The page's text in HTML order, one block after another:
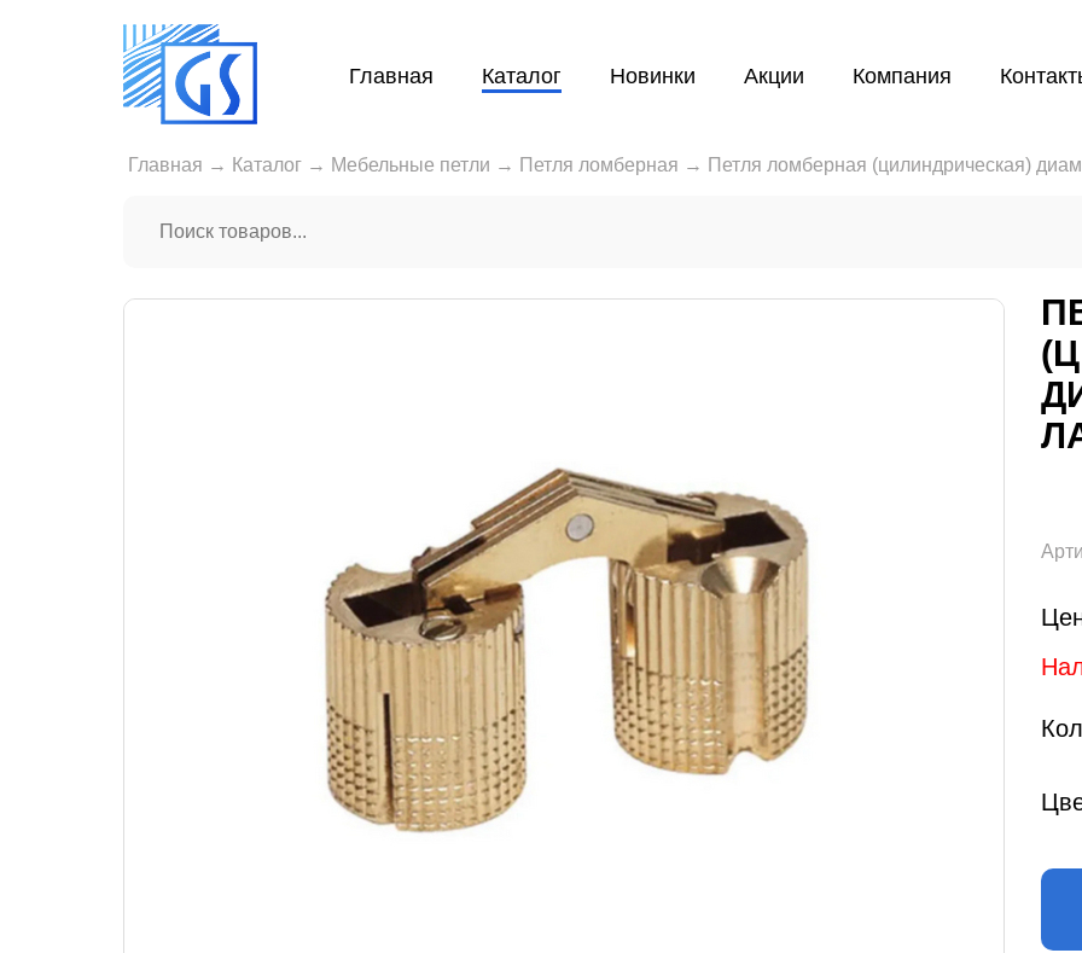
Главная Каталог Новинки Акции Компания
Главная → Каталог → Мебельные петли → Петля ломберная → Петля ломберная (цилиндрическая)